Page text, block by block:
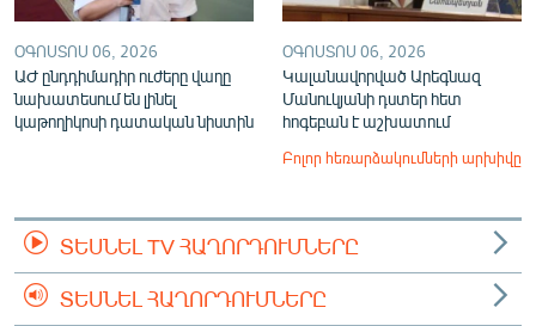
ՕԳՈՍՏՈՍ 06, 2026
ԱԺ ընդդիմադիր ուժերը վաղը
նախատեսում են լինել
կաթողիկոսի դատական նիստին
ՕԳՈՍՏՈՍ 06, 2026
Կալանավորված Արեգնազ
Մանուկյանի դստեր հետ
հոգեբան է աշխատում
Բոլոր հեռարձակումների արխիվը
ՏԵՍՆԵԼ TV ՀԱՂՈՐԴՈՒՄՆԵՐԸ
ՏԵՍՆԵԼ ՀԱՂՈՐԴՈՒՄՆԵՐԸ